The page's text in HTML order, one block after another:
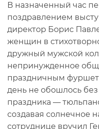
В назначенный час
поздравлением
директор Борис
женщин в
дружный мужской
непринужденное
праздничным
день не обошлось
праздника —
создавая солнечное
сотруднице вручил